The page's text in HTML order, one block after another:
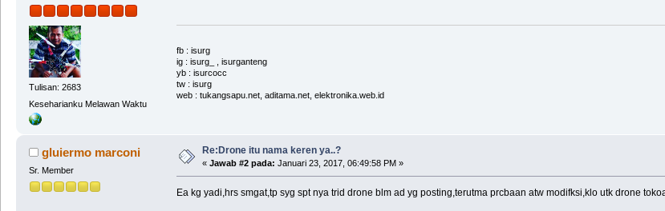
Tulisan: 2683
Keseharianku Melawan Waktu
fb : isurg
ig : isurg_ , isurganteng
yb : isurcocc
tw : isurg
web : tukangsapu.net, aditama.net, elektronika.web.id
gluiermo marconi
Sr. Member
Re:Drone itu nama keren ya..?
« Jawab #2 pada: Januari 23, 2017, 06:49:58 PM »
Ea kg yadi,hrs smgat,tp syg spt nya trid drone blm ad yg posting,terutma prcbaan atw modifksi,klo utk drone